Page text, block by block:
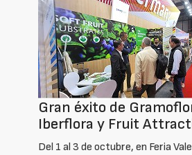
Gran éxito de
Iberflora y Fruit
Del 1 al 3 de octubre, en Feria